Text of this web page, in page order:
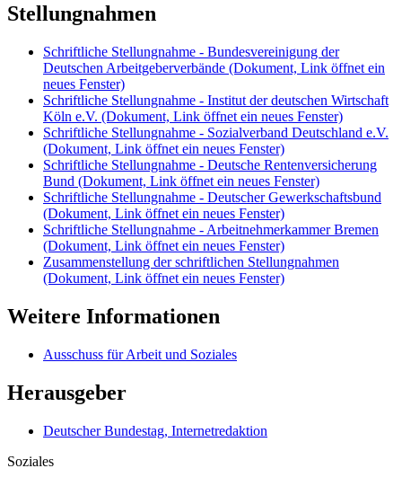
Stellungnahmen
Schriftliche Stellungnahme - Bundesvereinigung der
Deutschen Arbeitgeberverbände (Dokument, Link öffnet ein
neues Fenster)
Schriftliche Stellungnahme - Institut der deutschen Wirtschaft
Köln e.V. (Dokument, Link öffnet ein neues Fenster)
Schriftliche Stellungnahme - Sozialverband Deutschland e.V.
(Dokument, Link öffnet ein neues Fenster)
Schriftliche Stellungnahme - Deutsche Rentenversicherung
Bund (Dokument, Link öffnet ein neues Fenster)
Schriftliche Stellungnahme - Deutscher Gewerkschaftsbund
(Dokument, Link öffnet ein neues Fenster)
Schriftliche Stellungnahme - Arbeitnehmerkammer Bremen
(Dokument, Link öffnet ein neues Fenster)
Zusammenstellung der schriftlichen Stellungnahmen
(Dokument, Link öffnet ein neues Fenster)
Weitere Informationen
Ausschuss für Arbeit und Soziales
Herausgeber
Deutscher Bundestag, Internetredaktion
Soziales